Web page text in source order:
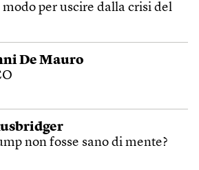
modo per uscire dalla crisi del
De Mauro
non fosse sano di mente?